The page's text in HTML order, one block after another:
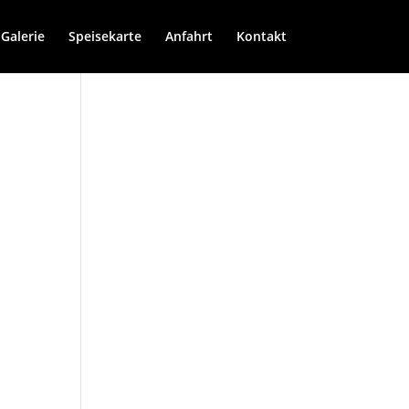
Galerie Speisekarte Anfahrt Kontakt